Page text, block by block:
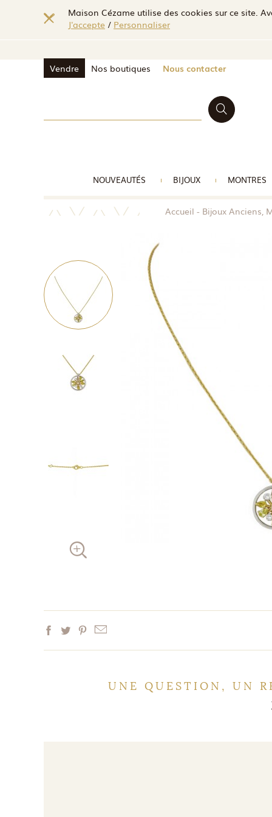
Maison Cézame utilise des cookies sur ce site.
J'accepte / Personnaliser
Vendre Nos boutiques Nous contacter
NOUVEAUTÉS BIJOUX MONTRES
Accueil Bijoux Anciens,
UNE QUESTION, UN